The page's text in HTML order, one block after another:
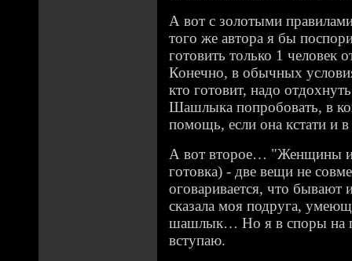
А вот с золотыми
того же автора я бы
готовить только 1 человек
Конечно, в обычных
кто готовит, надо
Шашлыка попробовать, в
помощь, если она кстати и
А вот второе… "Женщины
готовка) - две вещи не
оговаривается, что
сказала моя подруга,
шашлык… Но я в споры на
вступаю.